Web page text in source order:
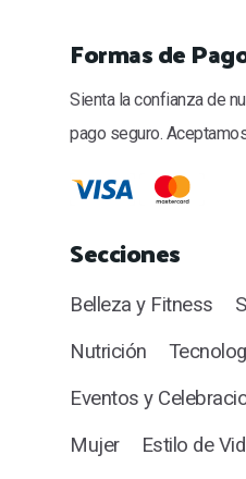
Formas de
Sienta la confianza de
pago seguro.
Secciones
Belleza y Fitness
Nutrición
Eventos y
Mujer
Estilo de